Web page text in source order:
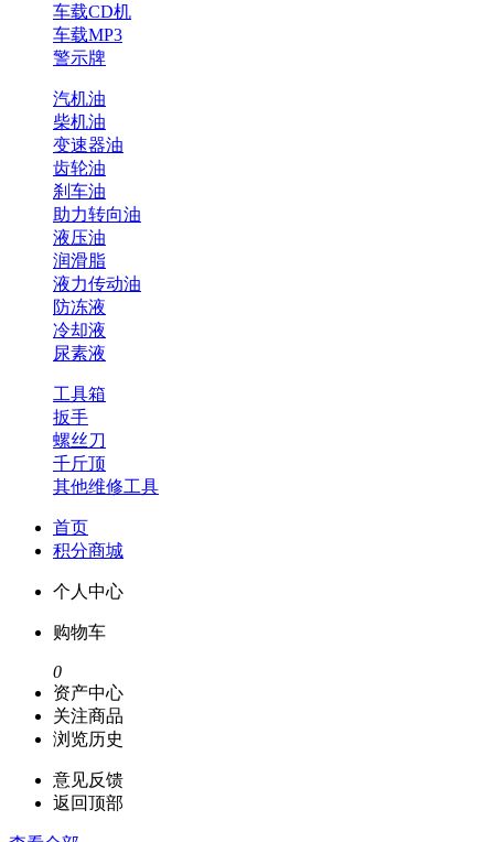
车载CD机
车载MP3
警示牌
汽机油
柴机油
变速器油
齿轮油
刹车油
助力转向油
液压油
润滑脂
液力传动油
防冻液
冷却液
尿素液
工具箱
扳手
螺丝刀
千斤顶
其他维修工具
首页
积分商城
个人中心
购物车
0
资产中心
关注商品
浏览历史
意见反馈
返回顶部